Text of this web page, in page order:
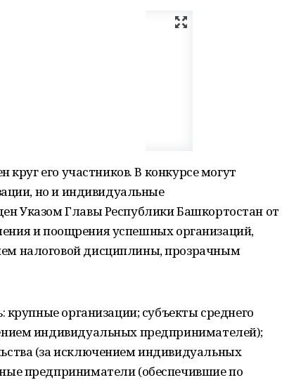
его участников. В конкурсе могут
но и индивидуальные
Указом Главы Республики Башкортостан от
и поощрения успешных организаций,
налоговой дисциплины, прозрачным
организации; субъекты среднего
индивидуальных предпринимателей);
(за исключением индивидуальных
предприниматели (обеспечившие по